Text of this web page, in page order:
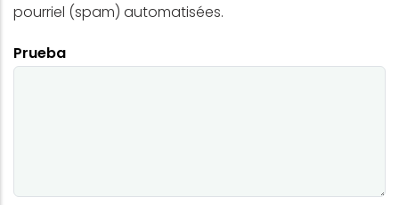
pourriel (spam) automatisées.
Prueba